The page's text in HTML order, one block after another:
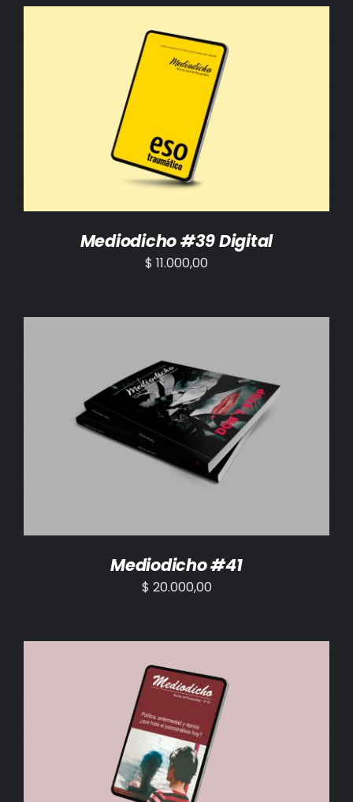
BIBLIOTECA
AÑADIR AL CARRITO /
Mediodicho #39 Digital
$ 11.000,00
AÑADIR AL CARRITO / DETALLES
Mediodicho #41
$ 20.000,00
AÑADIR AL CARRITO /